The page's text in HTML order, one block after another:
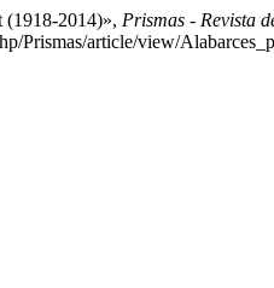
(1918-2014)», Prismas - Revista
Prismas/article/view/